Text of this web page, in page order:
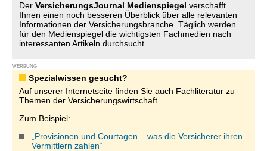
Der VersicherungsJournal Medienspiegel verschafft
Ihnen einen noch besseren Überblick über alle relevanten
Informationen der Versicherungsbranche. Täglich werden
für den Medienspiegel die wichtigsten Fachmedien nach
interessanten Artikeln durchsucht.
WERBUNG
Spezialwissen gesucht?
Auf unserer Internetseite finden Sie auch Fachliteratur zu
Themen der Versicherungswirtschaft.
Zum Beispiel:
„Provisionen und Courtagen – was die Versicherer ihren
Vermittlern zahlen“